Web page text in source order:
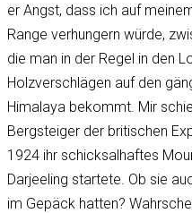
er Angst, dass ich auf
Range verhungern würde,
die man in der Regel in den
Holzverschlägen auf den
Himalaya bekommt. Mir
Bergsteiger der britischen
1924 ihr schicksalhaftes
Darjeeling startete. Ob sie
im Gepäck hatten?